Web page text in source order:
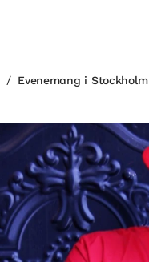
/ Evenemang i Stockholm